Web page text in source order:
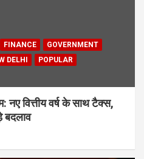
FINANCE
GOVERNMENT
DELHI
POPULAR
वित्तीय वर्ष के साथ टैक्स,
बदलाव